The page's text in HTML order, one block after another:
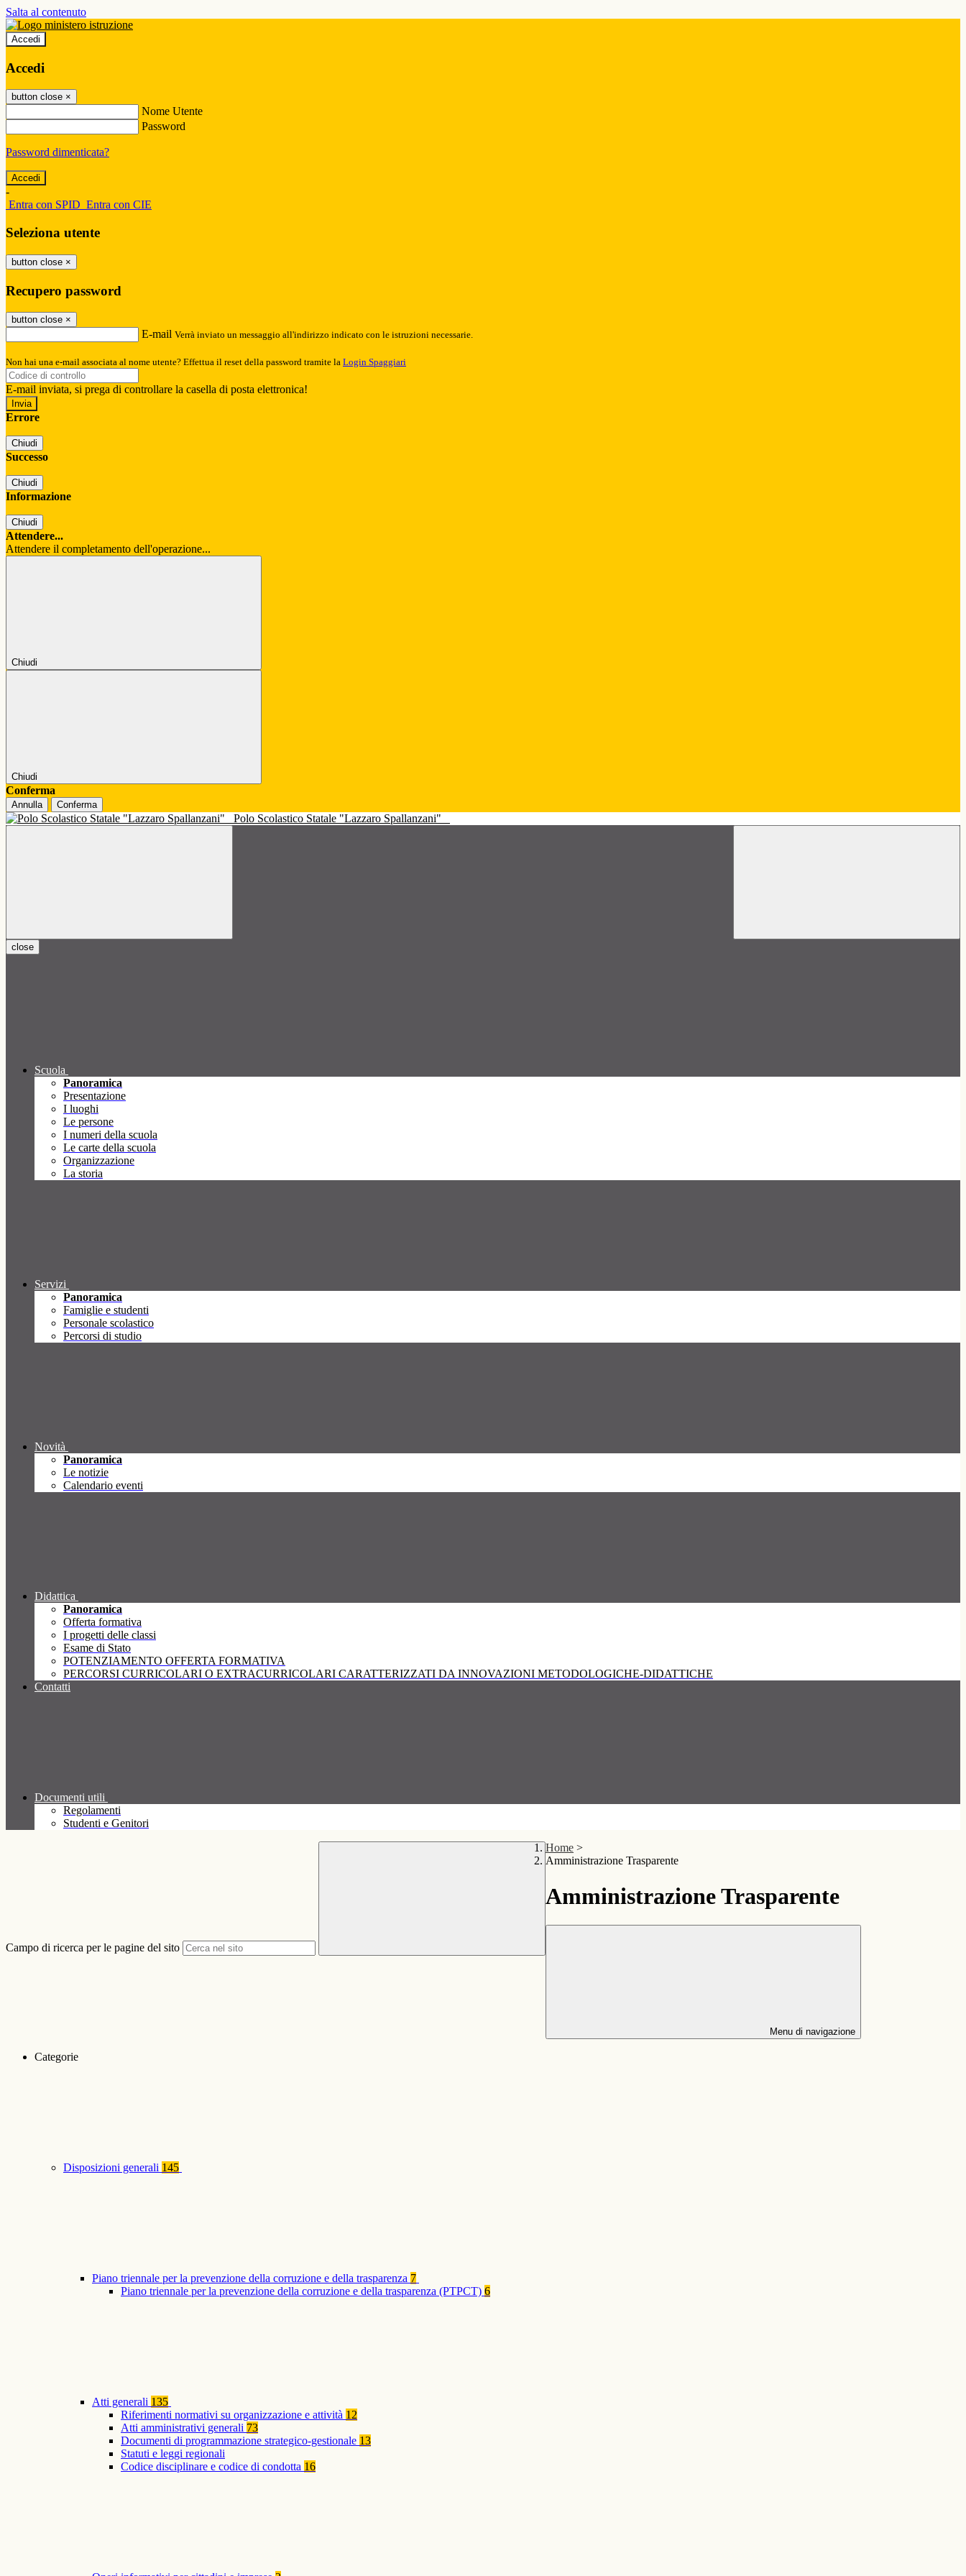
Salta al contenuto
Accedi
Accedi
button close ×
Nome Utente
Password
Password dimenticata?
-
Entra con SPID Entra con CIE
Seleziona utente
button close ×
Recupero password
button close ×
E-mail Verrà inviato un messaggio all'indirizzo indicato con le istruzioni necessarie.
Non hai una e-mail associata al nome utente? Effettua il reset della password tramite la Login Spaggiari
E-mail inviata, si prega di controllare la casella di posta elettronica!
Errore
Chiudi
Successo
Chiudi
Informazione
Chiudi
Attendere...
Attendere il completamento dell'operazione...
Chiudi
Chiudi
Conferma
Annulla Conferma
Polo Scolastico Statale "Lazzaro Spallanzani"
close
Scuola
Panoramica
Presentazione
I luoghi
Le persone
I numeri della scuola
Le carte della scuola
Organizzazione
La storia
Servizi
Panoramica
Famiglie e studenti
Personale scolastico
Percorsi di studio
Novità
Panoramica
Le notizie
Calendario eventi
Didattica
Panoramica
Offerta formativa
I progetti delle classi
Esame di Stato
POTENZIAMENTO OFFERTA FORMATIVA
PERCORSI CURRICOLARI O EXTRACURRICOLARI CARATTERIZZATI DA INNOVAZIONI METODOLOGICHE-DIDATTICHE
Contatti
Documenti utili
Regolamenti
Studenti e Genitori
Campo di ricerca per le pagine del sito
Home >
Amministrazione Trasparente
Amministrazione Trasparente
Menu di navigazione
Categorie
Disposizioni generali 145
Piano triennale per la prevenzione della corruzione e della trasparenza 7
Piano triennale per la prevenzione della corruzione e della trasparenza (PTPCT) 6
Atti generali 135
Riferimenti normativi su organizzazione e attività 12
Atti amministrativi generali 73
Documenti di programmazione strategico-gestionale 13
Statuti e leggi regionali
Codice disciplinare e codice di condotta 16